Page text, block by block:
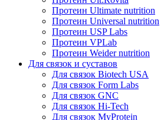
Протеин Ultimate nutrition
Протеин Universal nutrition
Протеин USP Labs
Протеин VPLab
Протеин Weider nutrition
Для связок и суставов
Для связок Biotech USA
Для связок Form Labs
Для связок GNC
Для связок Hi-Tech
Для связок MyProtein